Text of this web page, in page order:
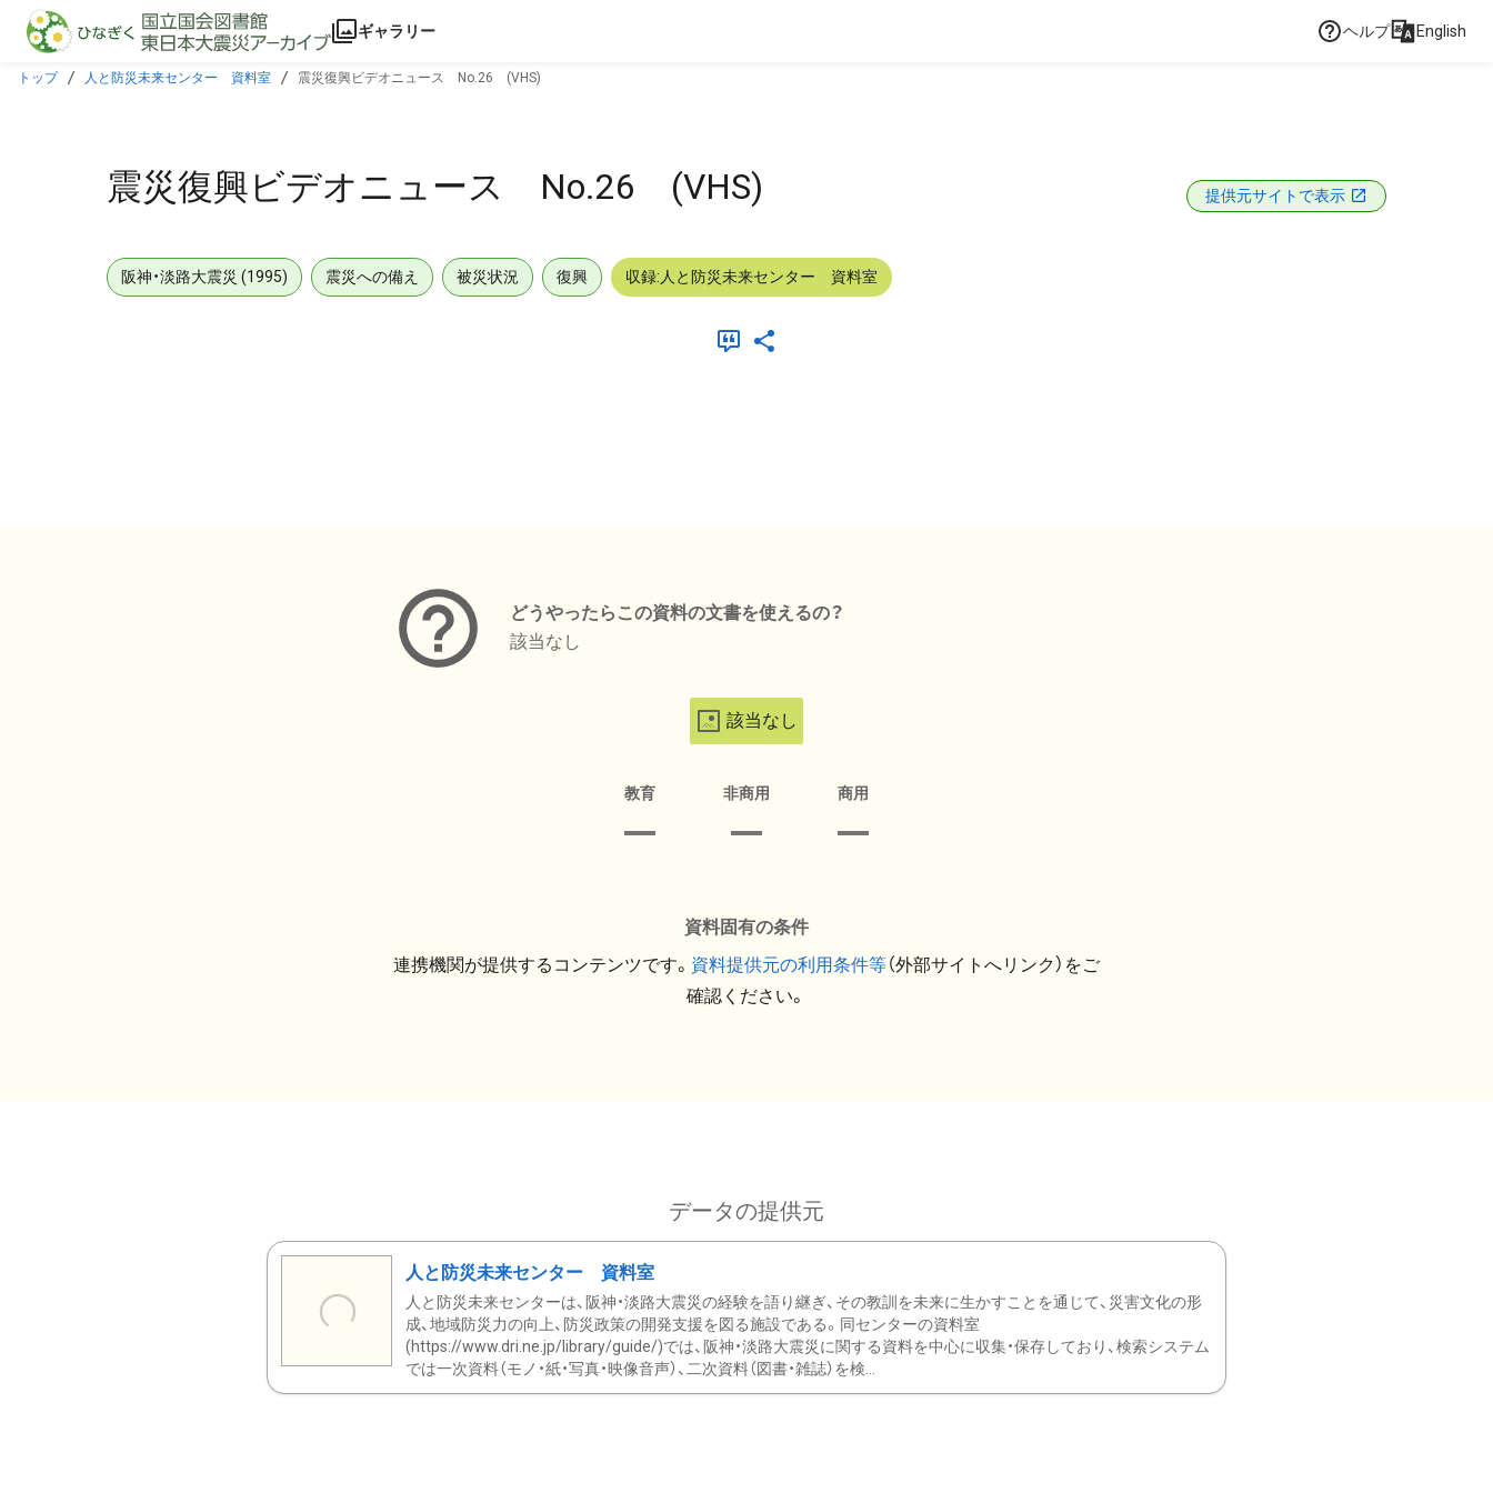
本文に飛ぶ
ギャラリー ヘルプ English
トップ 人と防災未来センター 資料室 震災復興ビデオニュース No.26 (VHS)
震災復興ビデオニュース No.26 (VHS) 提供元サイトで表示
阪神・淡路大震災 (1995) 震災への備え 被災状況 復興 収録:人と防災未来センター 資料室
どうやったらこの資料の文書を使えるの？
該当なし
該当なし
教育 非商用 商用
資料固有の条件
連携機関が提供するコンテンツです。 資料提供元の利用条件等（外部サイトへリンク）をご
確認ください。
データの提供元
人と防災未来センター 資料室
人と防災未来センターは、阪神・淡路大震災の経験を語り継ぎ、その教訓を未来に生かすことを通じて、災害文化の形
成、地域防災力の向上、防災政策の開発支援を図る施設である。同センターの資料室
(https://www.dri.ne.jp/library/guide/)では、阪神・淡路大震災に関する資料を中心に収集・保存しており、検索システム
では一次資料（モノ・紙・写真・映像音声）、二次資料（図書・雑誌）を検...